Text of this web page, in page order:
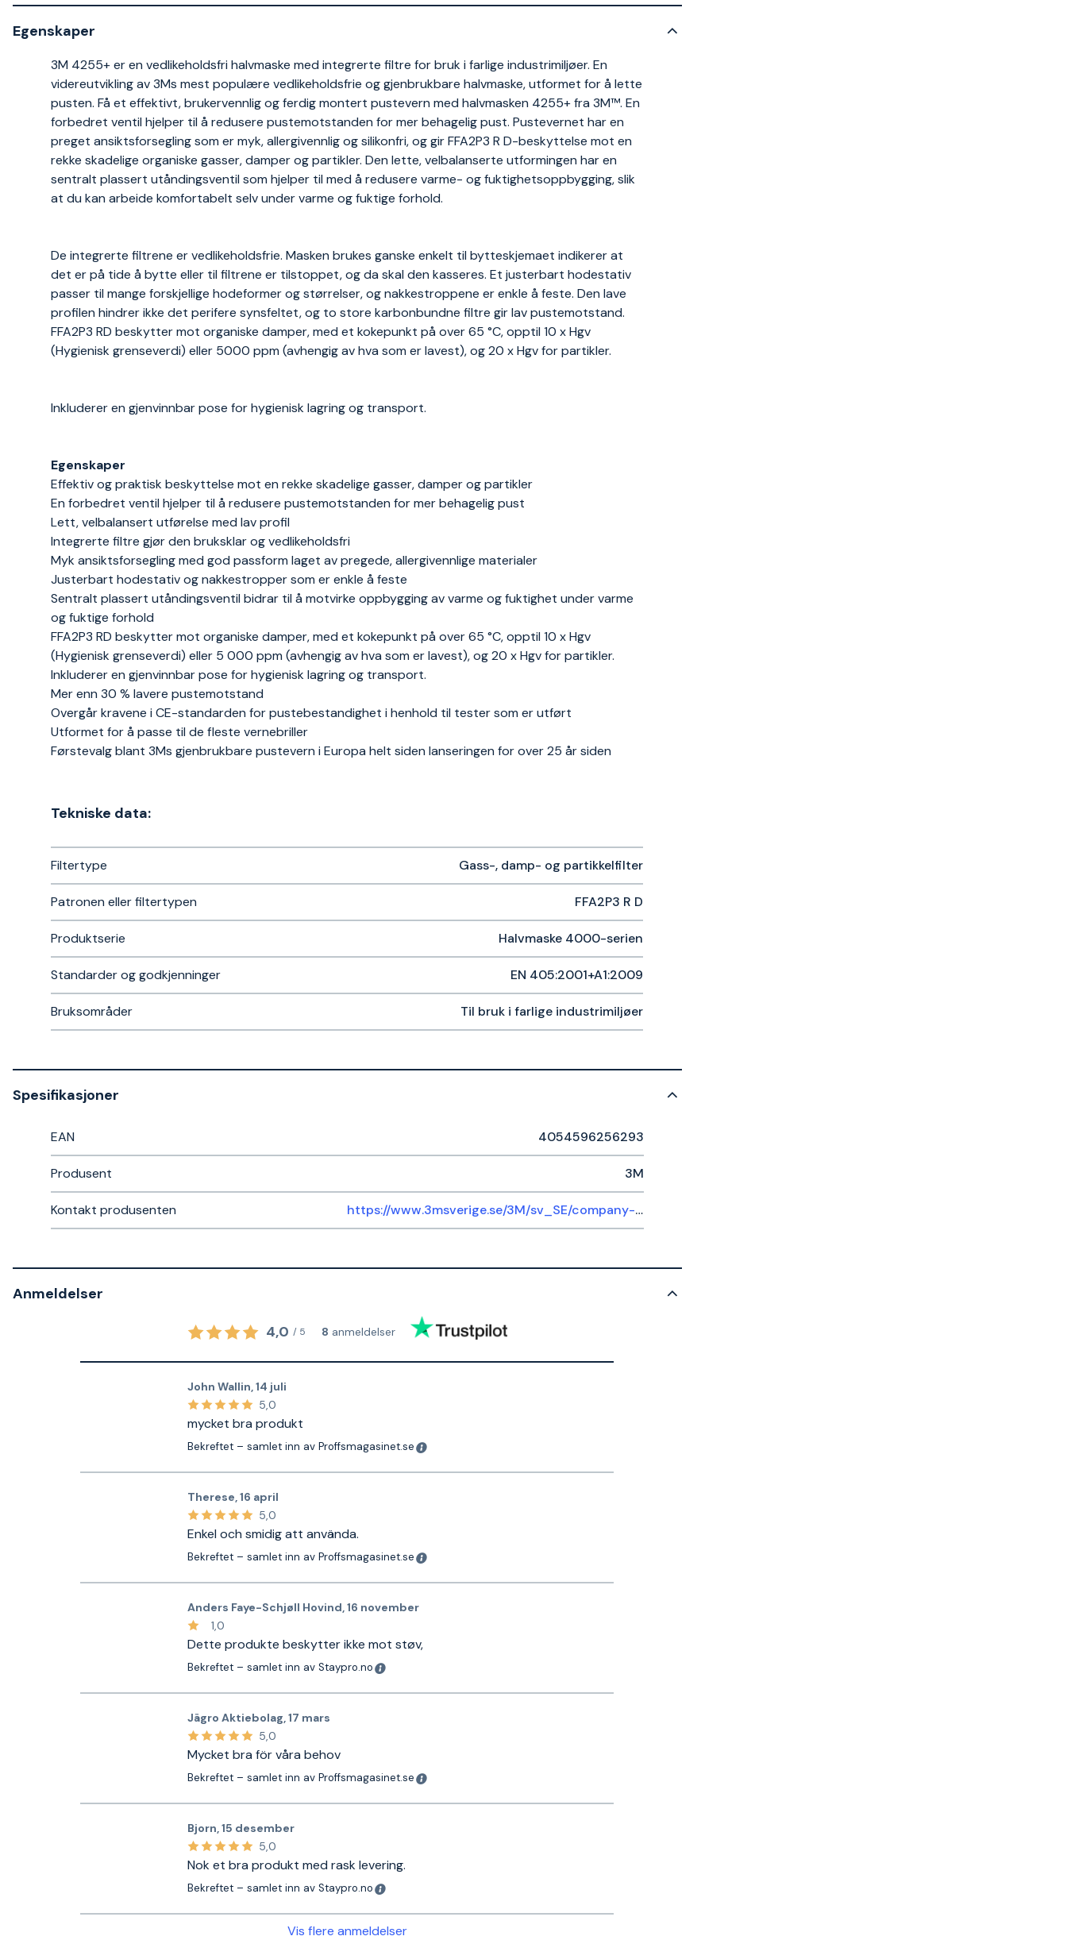
Egenskaper
3M 4255+ er en vedlikeholdsfri halvmaske med integrerte filtre for bruk i farlige industrimiljøer. En
videreutvikling av 3Ms mest populære vedlikeholdsfrie og gjenbrukbare halvmaske, utformet for å lette
pusten. Få et effektivt, brukervennlig og ferdig montert pustevern med halvmasken 4255+ fra 3M™. En
forbedret ventil hjelper til å redusere pustemotstanden for mer behagelig pust. Pustevernet har en
preget ansiktsforsegling som er myk, allergivennlig og silikonfri, og gir FFA2P3 R D-beskyttelse mot en
rekke skadelige organiske gasser, damper og partikler. Den lette, velbalanserte utformingen har en
sentralt plassert utåndingsventil som hjelper til med å redusere varme- og fuktighetsoppbygging, slik
at du kan arbeide komfortabelt selv under varme og fuktige forhold.
De integrerte filtrene er vedlikeholdsfrie. Masken brukes ganske enkelt til bytteskjemaet indikerer at
det er på tide å bytte eller til filtrene er tilstoppet, og da skal den kasseres. Et justerbart hodestativ
passer til mange forskjellige hodeformer og størrelser, og nakkestroppene er enkle å feste. Den lave
profilen hindrer ikke det perifere synsfeltet, og to store karbonbundne filtre gir lav pustemotstand.
FFA2P3 RD beskytter mot organiske damper, med et kokepunkt på over 65 °C, opptil 10 x Hgv
(Hygienisk grenseverdi) eller 5000 ppm (avhengig av hva som er lavest), og 20 x Hgv for partikler.
Inkluderer en gjenvinnbar pose for hygienisk lagring og transport.
Egenskaper
Effektiv og praktisk beskyttelse mot en rekke skadelige gasser, damper og partikler
En forbedret ventil hjelper til å redusere pustemotstanden for mer behagelig pust
Lett, velbalansert utførelse med lav profil
Integrerte filtre gjør den bruksklar og vedlikeholdsfri
Myk ansiktsforsegling med god passform laget av pregede, allergivennlige materialer
Justerbart hodestativ og nakkestropper som er enkle å feste
Sentralt plassert utåndingsventil bidrar til å motvirke oppbygging av varme og fuktighet under varme
og fuktige forhold
FFA2P3 RD beskytter mot organiske damper, med et kokepunkt på over 65 °C, opptil 10 x Hgv
(Hygienisk grenseverdi) eller 5 000 ppm (avhengig av hva som er lavest), og 20 x Hgv for partikler.
Inkluderer en gjenvinnbar pose for hygienisk lagring og transport.
Mer enn 30 % lavere pustemotstand
Overgår kravene i CE-standarden for pustebestandighet i henhold til tester som er utført
Utformet for å passe til de fleste vernebriller
Førstevalg blant 3Ms gjenbrukbare pustevern i Europa helt siden lanseringen for over 25 år siden
Tekniske data:
Filtertype Gass-, damp- og partikkelfilter
Patronen eller filtertypen FFA2P3 R D
Produktserie Halvmaske 4000-serien
Standarder og godkjenninger EN 405:2001+A1:2009
Bruksområder Til bruk i farlige industrimiljøer
Spesifikasjoner
EAN 4054596256293
Produsent 3M
Kontakt produsenten https://www.3msverige.se/3M/sv_SE/company-ndc/help-center/
Anmeldelser
4,0 / 5 8 anmeldelser
John Wallin,14 juli
5,0
mycket bra produkt
Bekreftet – samlet inn av Proffsmagasinet.se
Therese,16 april
5,0
Enkel och smidig att använda.
Bekreftet – samlet inn av Proffsmagasinet.se
Anders Faye-Schjøll Hovind,16 november
1,0
Dette produkte beskytter ikke mot støv,
Bekreftet – samlet inn av Staypro.no
Jägro Aktiebolag,17 mars
5,0
Mycket bra för våra behov
Bekreftet – samlet inn av Proffsmagasinet.se
Bjorn,15 desember
5,0
Nok et bra produkt med rask levering.
Bekreftet – samlet inn av Staypro.no
Vis flere anmeldelser